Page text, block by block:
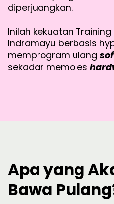
diperjuangkan.
Inilah kekuatan
Indramayu berbasis
memprogram ulang
sekadar memoles
Apa yang
Bawa